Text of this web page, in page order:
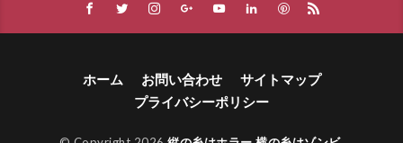
ホーム お問い合わせ
サイトマップ
プライバシーポリシー